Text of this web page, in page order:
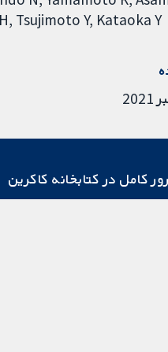
Tsujimoto Y Kataoka Y
کامل در کتابخانه کاکرین